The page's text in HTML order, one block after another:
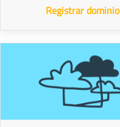
Registrar dominio